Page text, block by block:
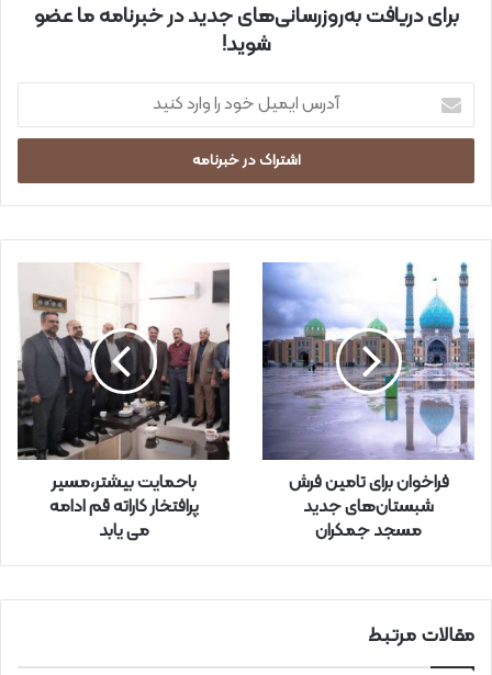
برای دریافت به‌روزرسانی‌های جدید در خبرنامه ما عضو
شوید!
ر
ا
ی
ل
خ
و
د
ر
ا
و
ر
فراخوان برای تامین فرش
شبستان‌های جدید
مسجد جمکران
باحمایت بیشتر،مسیر
پرافتخار کاراته قم ادامه
می یابد
مقالات مرتبط